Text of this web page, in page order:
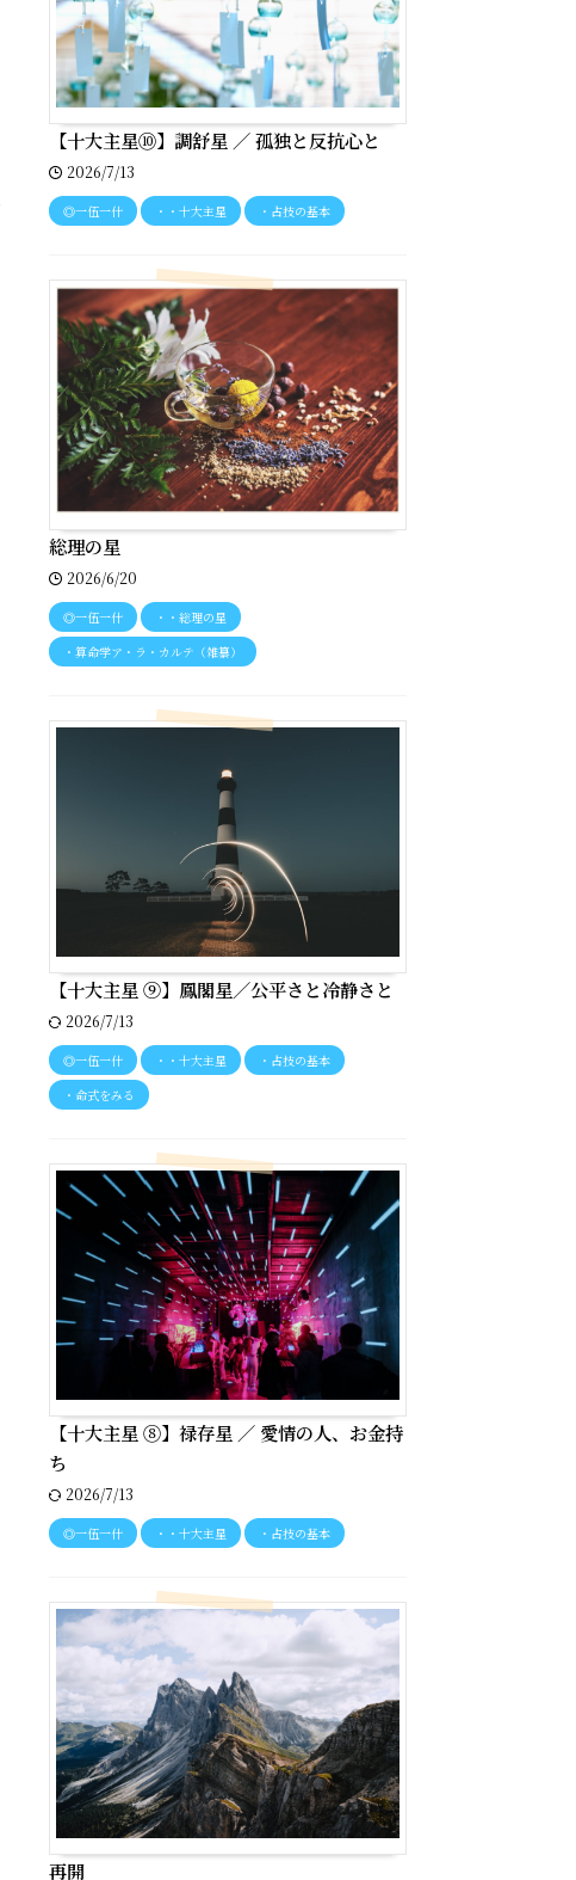
【十大主星⑩】調舒星 ／ 孤独と反抗心と
2026/7/13
◎一伍一什 ・・十大主星 ・占技の基本
総理の星
2026/6/20
◎一伍一什
・・総理の星
・算命学ア・ラ・カルテ（雑纂）
【十大主星 ⑨】鳳閣星／公平さと冷静さと
2026/7/13
◎一伍一什 ・・十大主星
・占技の基本
・命式をみる
【十大主星 ⑧】禄存星 ／ 愛情の人、お金持
ち
2026/7/13
◎一伍一什 ・・十大主星 ・占技の基本
再開